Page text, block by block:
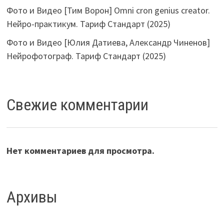
Фото и Видео [Тим Ворон] Omni cron genius creator.
Нейро-практикум. Тариф Стандарт (2025)
Фото и Видео [Юлия Датиева, Александр Чиненов]
Нейрофотограф. Тариф Стандарт (2025)
Свежие комментарии
Нет комментариев для просмотра.
Архивы